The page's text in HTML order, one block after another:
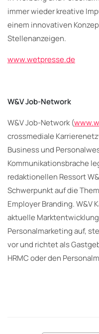
immer wieder kreative
einem innovativen
Stellenanzeigen.
www.wetpresse.de
W&V Job-Network
W&V Job-Network (
crossmediale
Business und
Kommunikationsbrache
redaktionellen Ressort
Schwerpunkt auf die
Employer Branding. W&V
aktuelle
Personalmarketing auf,
vor und richtet als
HRMC oder den